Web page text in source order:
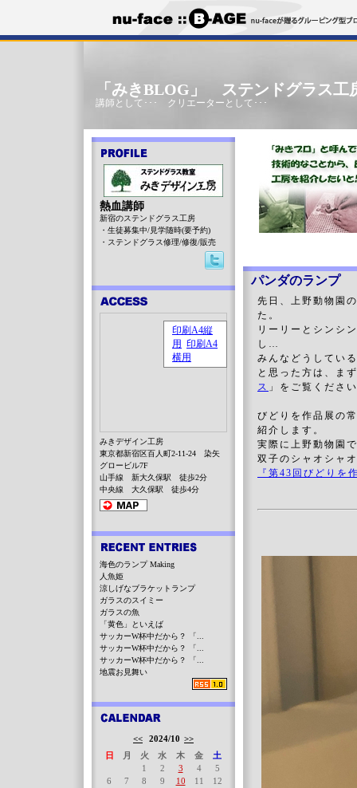
「みきBLOG」 ステンドグラス工
講師として･･･ クリエーターとして･･･
パンダのランプ
先日、上野動物園
た。
リーリーとシンシ
し…
みんなどうしてい
と思った方は、ま
ス 」をご覧くださ
びどりを作品展の
紹介します。
実際に上野動物園
双子のシャオシャ
『第43回びどり
熱血講師
新宿のステンドグラス工房
・生徒募集中/見学随時(要予約)
・ステンドグラス修理/修復/販売
みきデザイン工房
東京都新宿区百人町2-11-24 染矢
グロービル7F
山手線 新大久保駅 徒歩2分
中央線 大久保駅 徒歩4分
海色のランプ Making
人魚姫
涼しげなブラケットランプ
ガラスのスイミー
ガラスの魚
「黄色」といえば
サッカーW杯中だから？ 「...
サッカーW杯中だから？ 「...
サッカーW杯中だから？ 「...
地震お見舞い
<< 2024/10 >>
日
月 火 水 木 金
土
1
2 3 4
5
6
7 8 9 10 11
12